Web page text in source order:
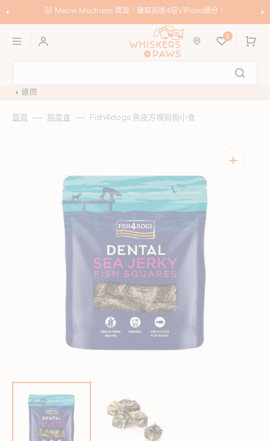
至
容
🐱 Meow Madness 獎賞｜賺取高達4倍VIPaws積分！
0
購
物
返回
首頁 狗零食 Fish4dogs 魚皮方塊狗狗小食
開
啟
圖
庫
檢
視
中
體
檔
案